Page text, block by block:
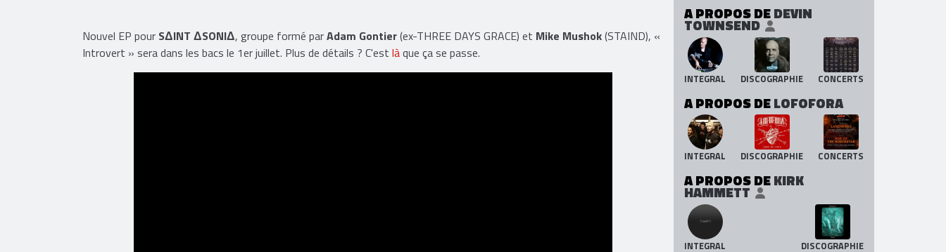
Nouvel EP pour SΔINT ΔSONIΔ, groupe formé parAdam Gontier(ex-THREE DAYS GRACE) et Mike Mushok(STAIND), «
Introvert » sera dans les bacs le 1er juillet. Plus de détails ? C'est làque ça se passe.
A PROPOS DEDEVIN
TOWNSEND
INTEGRAL DISCOGRAPHIE CONCERTS
A PROPOS DELOFOFORA
INTEGRAL DISCOGRAPHIE CONCERTS
A PROPOS DEKIRK
HAMMETT
INTEGRAL DISCOGRAPHIE